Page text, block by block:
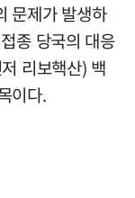
문제가 발생하
종 당국의 대응
리보핵산) 백
이다.